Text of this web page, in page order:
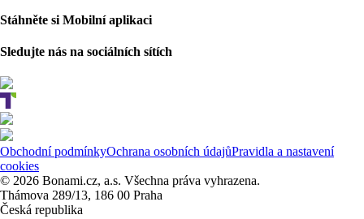
Stáhněte si Mobilní aplikaci
Sledujte nás na sociálních sítích
Obchodní podmínkyOchrana osobních údajůPravidla a nastavení
cookies
© 2026 Bonami.cz, a.s. Všechna práva vyhrazena.
Thámova 289/13, 186 00 Praha
Česká republika